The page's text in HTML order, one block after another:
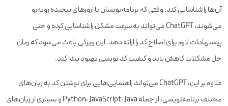
آن‌ها را شناسایی کند. وقتی که برنامه‌نویسان با ارورهای پیچیده روبه‌رو
می‌شوند، ChatGPT می‌تواند به سرعت مشکل را شناسایی کرده و حتی
پیشنهادات لازم برای اصلاح کد را ارائه دهد. این ویژگی باعث می‌شود که زمان
حل مشکلات کاهش یابد و کیفیت کد نویسی بهبود پیدا کند.
علاوه بر این، ChatGPT می‌تواند راهنمایی‌هایی برای نوشتن کد به زبان‌های
مختلف برنامه‌نویسی، از جمله Python، JavaScript، Java و بسیاری از زبان‌های